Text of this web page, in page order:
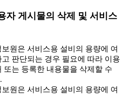
자 게시물의 삭제 및 서비스
원은 서비스용 설비의 용량에 여
고 판단되는 경우 필요에 따라 이용
또는 등록한 내용물을 삭제할 수
원은 서비스용 설비의 용량에 여